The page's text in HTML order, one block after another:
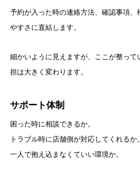
予約が入った時の連絡方法、確認事項、
やすさに直結します。
細かいように見えますが、ここが整って
担は大きく変わります。
サポート体制
困った時に相談できるか。
トラブル時に店舗側が対応してくれるか。
一人で抱え込まなくていい環境か。